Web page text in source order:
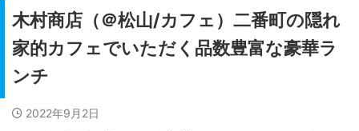
木村商店（＠松山/カフェ）二番町の隠れ
家的カフェでいただく品数豊富な豪華ラ
ンチ
2022年9月2日